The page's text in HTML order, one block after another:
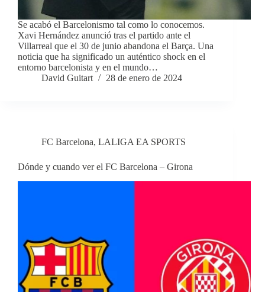
Se acabó el Barcelonismo tal como lo conocemos.
Xavi Hernández anunció tras el partido ante el
Villarreal que el 30 de junio abandona el Barça. Una
noticia que ha significado un auténtico shock en el
entorno barcelonista y en el mundo…
David Guitart
28 de enero de 2024
FC Barcelona, LALIGA EA SPORTS
Dónde y cuando ver el FC Barcelona – Girona